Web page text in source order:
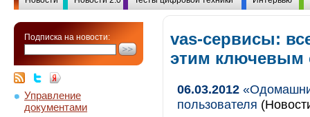
Подписка на новости:
Управление
документами
vas-сервисы:
этим ключевым
06.03.2012
пользователя